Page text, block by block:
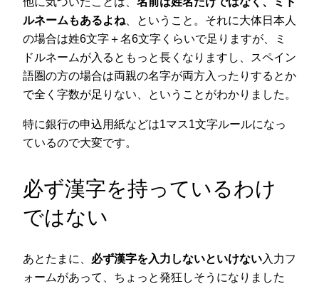
ルネームもあるよね 、ということ。それに大体日本人
の場合は姓6文字＋名6文字くらいで足りますが、ミ
ドルネームが入るともっと長くなりますし、スペイン
語圏の方の場合は両親の名字が両方入ったりするとか
で全く字数が足りない、ということがわかりました。
特に銀行の申込用紙などは1マス1文字ルールになっ
ているので大変です。
必ず漢字を持っているわけ
ではない
あとたまに、 必ず漢字を入力しないといけない 入力フ
ォームがあって、ちょっと発狂しそうになりました